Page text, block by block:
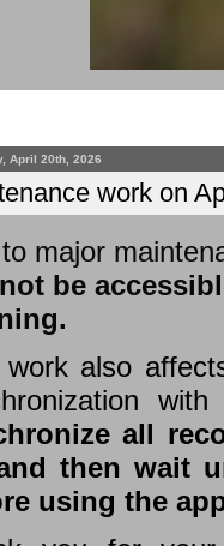
April 20th, 2026
work on
major
be
work also
all
then wait
using the